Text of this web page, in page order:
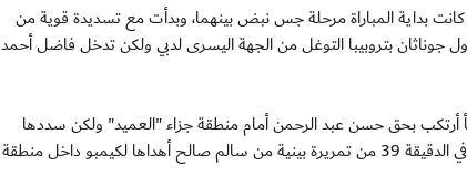
كانت بداية المباراة مرحلة جس نبض بينهما، وبدأت مع تسديدة قوية من
بعدها حاول جوناثان بتروبيبا التوغل من الجهة اليسرى لدبي ولكن تدخل فاضل أحمد
حرة مباشرة في الدقيقة 30 أحتسبت لخطأ أرتكب بحق حسن عبد الرحمن أمام منطقة جزاء "العميد" ولكن سددها
محمد إسماعيل بجوار القائم الأيمن، وكاد النصر أن يتقدم بهدفه الأول في الدقيقة 39 من تمريرة بينية من سالم صالح أهداها لكيمبو داخل منطقة